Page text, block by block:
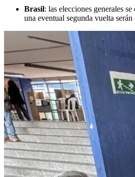
Brasil: las elecciones generales
una eventual segunda vuelta